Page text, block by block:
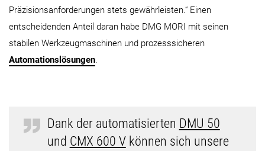
Präzisionsanforderungen stets gewährleisten.“ Einen
entscheidenden Anteil daran habe DMG MORI mit seinen
stabilen Werkzeugmaschinen und prozesssicheren
Automationslösungen.
Dank der automatisierten DMU 50
und CMX 600 Vkönnen sich unsere